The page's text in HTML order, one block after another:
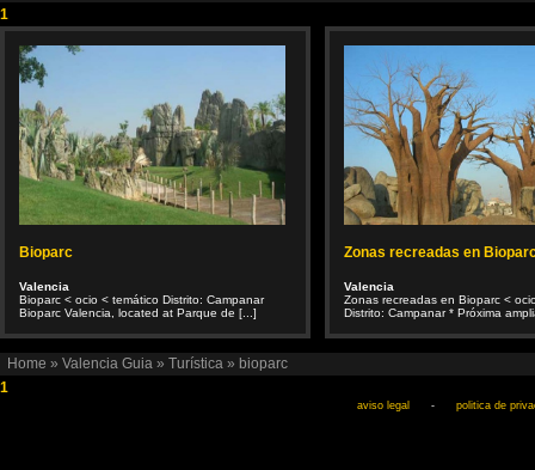
1
Bioparc
Valencia
Bioparc < ocio < temático Distrito: Campanar
Bioparc Valencia, located at Parque de [...]
Zonas recreadas en
Valencia
Zonas recreadas en Bioparc <
Distrito: Campanar * Próxima
Home » Valencia Guia » Turística » bioparc
1
aviso legal -politica de